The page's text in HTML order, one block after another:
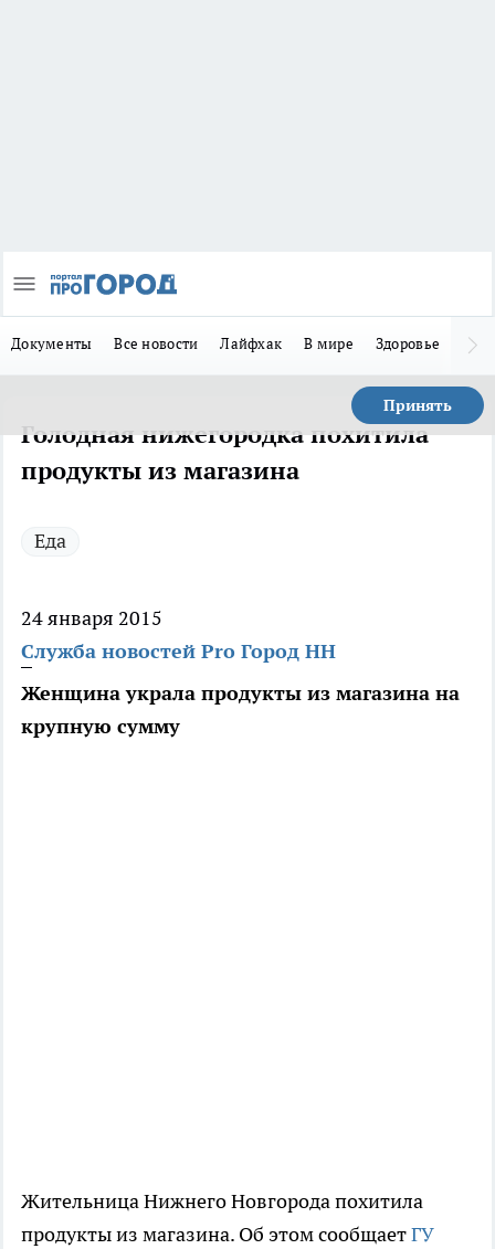
Документы Все новости Лайфхак В мире Здоровье
Принять
Голодная нижегородка похитила
продукты из магазина
Еда
24 января 2015
Служба новостей Pro Город НН
Женщина украла продукты из магазина на
крупную сумму
Жительница Нижнего Новгорода похитила
продукты из магазина. Об этом сообщаетГУ